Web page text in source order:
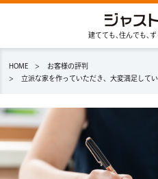
建てても､住んでも､
資料請求
HOME
お客様の評判
立派な家を作っていただき、大変満足して